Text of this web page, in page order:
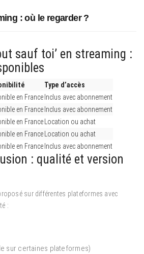
: où le regarder ?
sauf toi’ en streaming :
Type d’accès
en France Inclus avec abonnement
en France Inclus avec abonnement
en France Location ou achat
en France Location ou achat
en France Inclus avec abonnement
: qualité et version
sur différentes plateformes avec
:
sur certaines plateformes)